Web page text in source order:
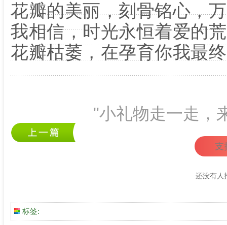
花瓣的美丽，刻骨铭心，
我相信，时光永恒着爱的
花瓣枯萎，在孕育你我最
"小礼物走一走，
支
还没有人
标签: